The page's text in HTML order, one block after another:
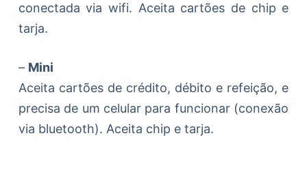
conectada via wifi. Aceita cartões de chip e
tarja.
– Mini
Aceita cartões de crédito, débito e refeição, e
precisa de um celular para funcionar (conexão
via bluetooth). Aceita chip e tarja.